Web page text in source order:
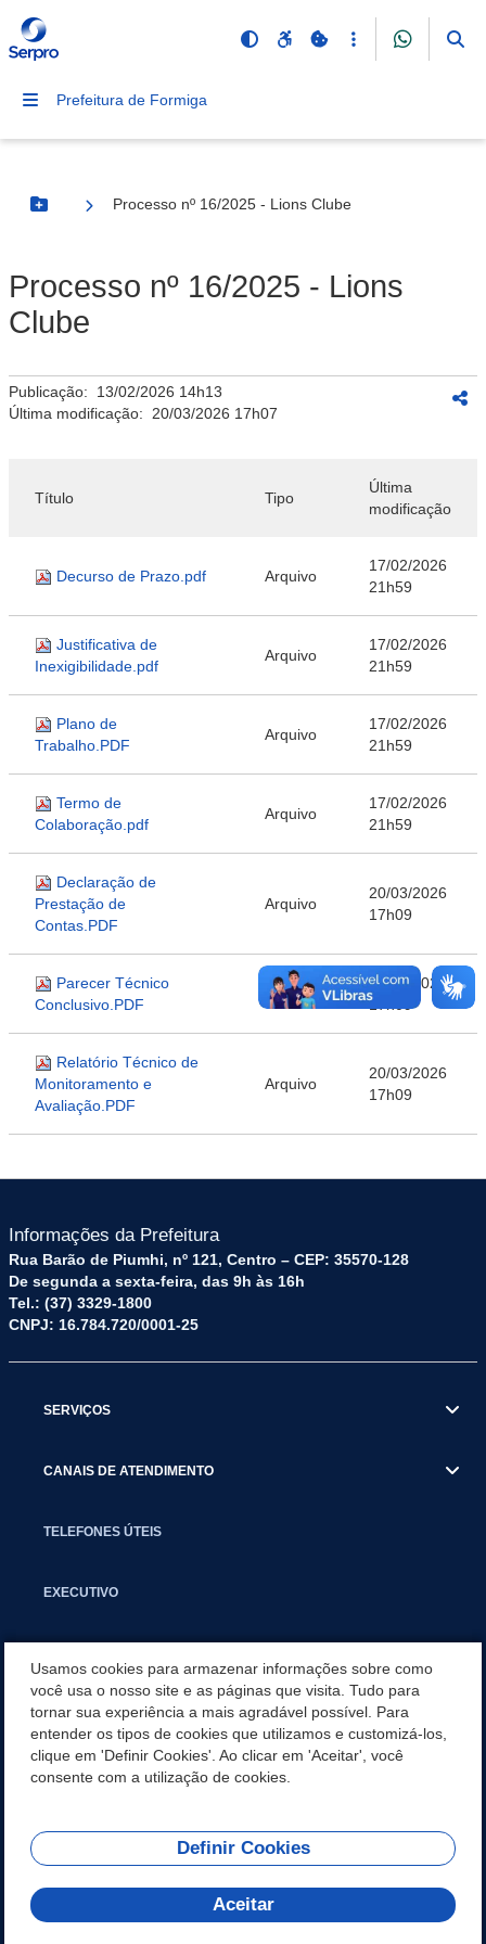
Prefeitura de Formiga
Botão Menu
Processo nº 16/2025 - Lions Clube
Processo nº 16/2025 - Lions
Clube
Publicação: 13/02/2026 14h13
Última modificação: 20/03/2026 17h07
Título Tipo
Última
modificação
Decurso de Prazo.pdf Arquivo
17/02/2026
21h59
Justificativa de
Inexigibilidade.pdf
Arquivo
17/02/2026
21h59
Plano de
Trabalho.PDF
Arquivo
17/02/2026
21h59
Termo de
Colaboração.pdf
Arquivo
17/02/2026
21h59
Declaração de
Prestação de
Contas.PDF
Arquivo
20/03/2026
17h09
Parecer Técnico
Conclusivo.PDF
Arquivo
20/03/2026
17h09
Relatório Técnico de
Monitoramento e
Avaliação.PDF
Arquivo
20/03/2026
17h09
Informações da Prefeitura
Rua Barão de Piumhi, nº 121, Centro – CEP: 35570-128
De segunda a sexta-feira, das 9h às 16h
Tel.: (37) 3329-1800
CNPJ: 16.784.720/0001-25
SERVIÇOS
CANAIS DE ATENDIMENTO
TELEFONES ÚTEIS
EXECUTIVO
APLICATIVO
PARCERIAS E EMENDAS IMPOSITIVAS MUNICIPAIS
REDES SOCIAIS
Usamos cookies para armazenar informações sobre como
você usa o nosso site e as páginas que visita. Tudo para
tornar sua experiência a mais agradável possível. Para
entender os tipos de cookies que utilizamos e customizá-los,
clique em 'Definir Cookies'. Ao clicar em 'Aceitar', você
consente com a utilização de cookies.
Definir Cookies
Aceitar